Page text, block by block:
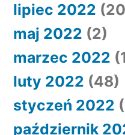
lipiec 2022
maj 2022 (2)
marzec 2022
luty 2022 (48)
styczeń 2022
październik